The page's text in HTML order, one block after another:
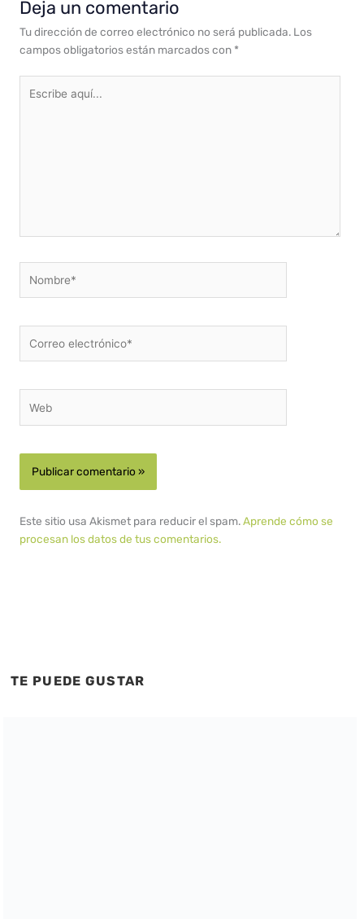
Deja un comentario
Tu dirección de correo electrónico no será publicada. Los
campos obligatorios están marcados con *
aquí...
electrónico*
Este sitio usa Akismet para reducir el spam.Aprende cómo se
procesan los datos de tus comentarios.
TE PUEDE GUSTAR